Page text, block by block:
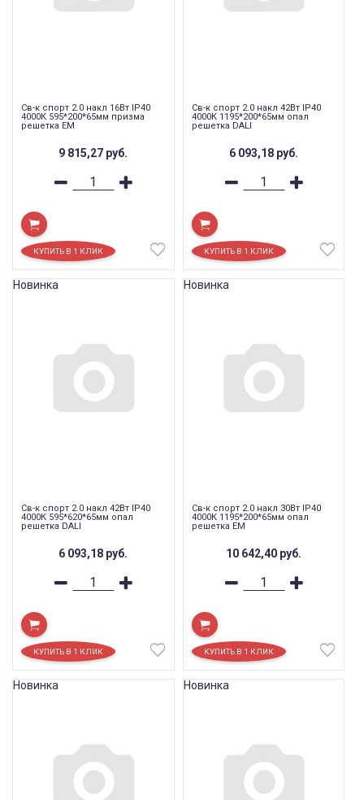
Св-к спорт 2.0 накл 16Вт IP40
4000К 595*200*65мм призма
решетка EM
9 815,27 руб.
Св-к спорт 2.0 накл 42Вт IP40
4000К 1195*200*65мм опал
решетка DALI
6 093,18 руб.
Св-к спорт 2.0 накл 42Вт IP40
4000К 595*620*65мм опал
решетка DALI
6 093,18 руб.
Новинка
Св-к спорт 2.0 накл 30Вт IP40
4000К 1195*200*65мм опал
решетка EM
10 642,40 руб.
Новинка
Новинка Новинка